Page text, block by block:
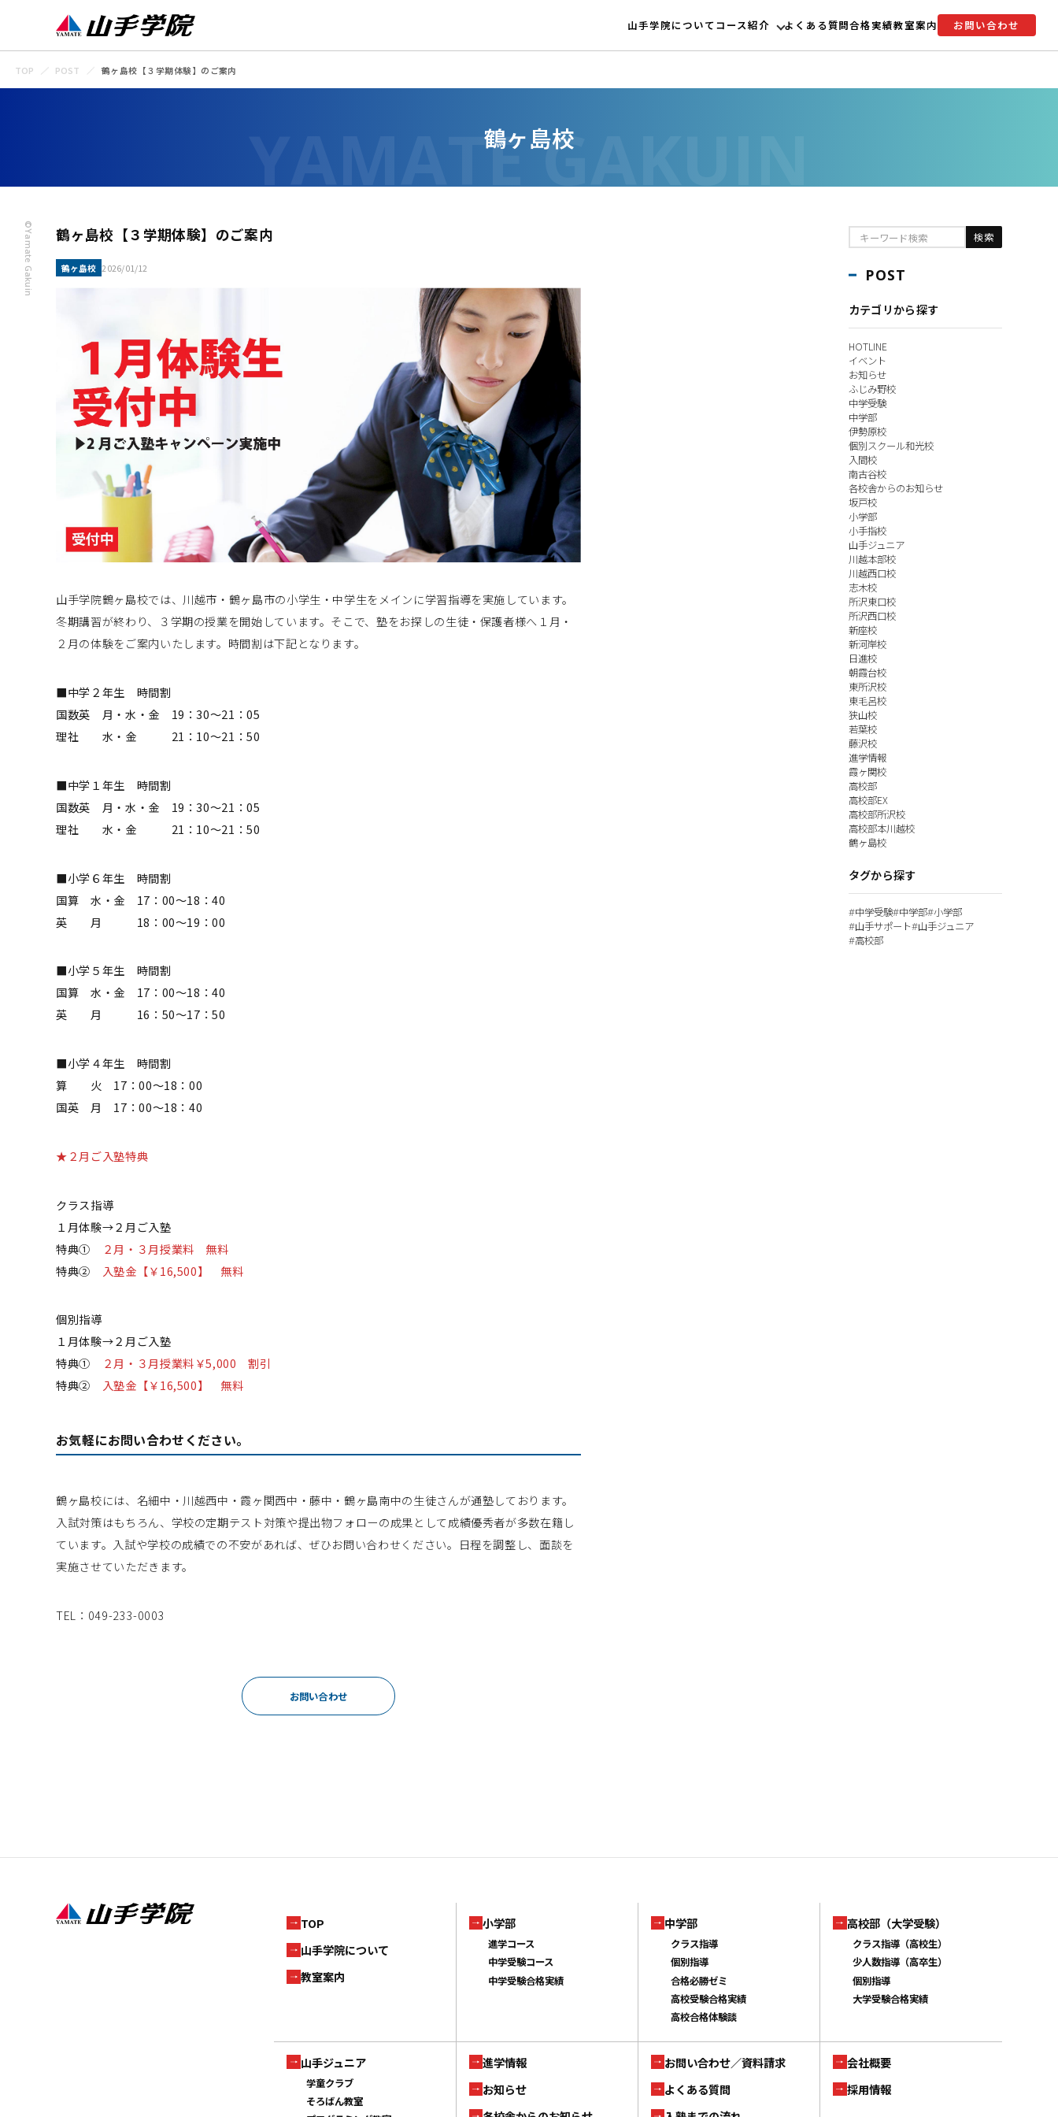
山手学院についてコース紹介 よくある質問合格実績教室案内 お問い合わせ
©Yamate Gakuin
TOP POST 鶴ヶ島校【３学期体験】のご案内
鶴ヶ島校
鶴ヶ島校【３学期体験】のご案内
鶴ヶ島校 2026/01/12
山手学院鶴ヶ島校では、川越市・鶴ヶ島市の小学生・中学生をメインに学習指導を実施しています。
冬期講習が終わり、３学期の授業を開始しています。そこで、塾をお探しの生徒・保護者様へ１月・
２月の体験をご案内いたします。時間割は下記となります。
■中学２年生 時間割
国数英 月・水・金 19：30～21：05
理社 水・金 21：10～21：50
■中学１年生 時間割
国数英 月・水・金 19：30～21：05
理社 水・金 21：10～21：50
■小学６年生 時間割
国算 水・金 17：00～18：40
英 月 18：00～19：00
■小学５年生 時間割
国算 水・金 17：00～18：40
英 月 16：50～17：50
■小学４年生 時間割
算 火 17：00～18：00
国英 月 17：00～18：40
★２月ご入塾特典
クラス指導
１月体験→２月ご入塾
特典①
２月・３月授業料 無料
特典②
入塾金【￥16,500】 無料
個別指導
１月体験→２月ご入塾
特典①
２月・３月授業料￥5,000 割引
特典② 入塾金【￥16,500】 無料
お気軽にお問い合わせください。
鶴ヶ島校には、名細中・川越西中・霞ヶ関西中・藤中・鶴ヶ島南中の生徒さんが通塾しております。
入試対策はもちろん、学校の定期テスト対策や提出物フォローの成果として成績優秀者が多数在籍し
ています。入試や学校の成績での不安があれば、ぜひお問い合わせください。日程を調整し、面談を
実施させていただきます。
TEL：049-233-0003
お問い合わせ
POST
カテゴリから探す
HOTLINE
イベント
お知らせ
ふじみ野校
中学受験
中学部
伊勢原校
個別スクール和光校
入間校
南古谷校
各校舎からのお知らせ
坂戸校
小学部
小手指校
山手ジュニア
川越本部校
川越西口校
志木校
所沢東口校
所沢西口校
新座校
新河岸校
日進校
朝霞台校
東所沢校
東毛呂校
狭山校
若葉校
藤沢校
進学情報
霞ヶ関校
高校部
高校部EX
高校部所沢校
高校部本川越校
鶴ヶ島校
タグから探す
#中学受験#中学部#小学部
#山手サポート#山手ジュニア
#高校部
TOP
山手学院について
教室案内
小学部
進学コース
中学受験コース
中学受験合格実績
中学部
クラス指導
個別指導
合格必勝ゼミ
高校受験合格実績
高校合格体験談
高校部（大学受験）
クラス指導（高校生）
少人数指導（高卒生）
個別指導
大学受験合格実績
山手ジュニア
学童クラブ
そろばん教室
進学情報
お知らせ
お問い合わせ／資料請求
よくある質問
会社概要
採用情報